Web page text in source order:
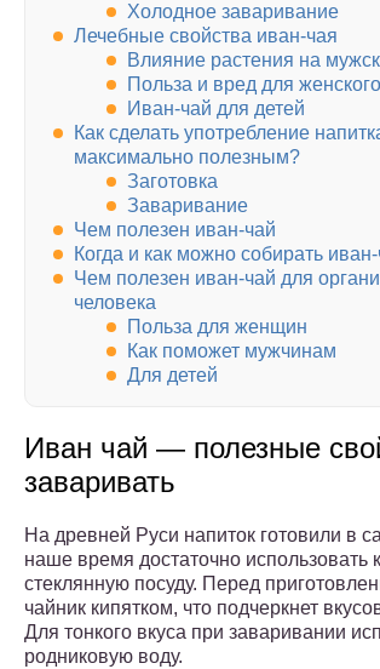
Холодное заваривание
Лечебные свойства иван-чая
Влияние растения на
Польза и вред для
Иван-чай для детей
Как сделать употребление
максимально полезным?
Заготовка
Заваривание
Чем полезен иван-чай
Когда и как можно собирать
Чем полезен иван-чай для
человека
Польза для женщин
Как поможет мужчинам
Для детей
Иван чай — полезные
заваривать
На древней Руси напиток готовили в
наше время достаточно использовать
стеклянную посуду. Перед
чайник кипятком, что подчеркнет
Для тонкого вкуса при заваривании
родниковую воду.